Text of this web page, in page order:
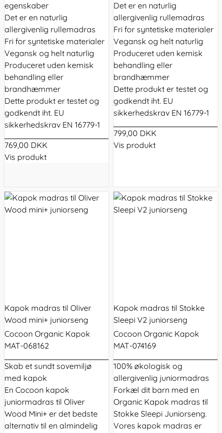
egenskaber
Det er en naturlig
allergivenlig rullemadras
Fri for syntetiske materialer
Vegansk og helt naturlig
Produceret uden kemisk
behandling eller
brandhæmmer
Dette produkt er testet og
godkendt iht. EU
sikkerhedskrav EN 16779-1
769,00 DKK
Vis produkt
Det er en naturlig
allergivenlig rullemadras
Fri for syntetiske materialer
Vegansk og helt naturlig
Produceret uden kemisk
behandling eller
brandhæmmer
Dette produkt er testet og
godkendt iht. EU
sikkerhedskrav EN 16779-1
799,00 DKK
Vis produkt
Kapok madras til Oliver
Wood mini+ juniorseng
Cocoon Organic Kapok
MAT-068162
Skab et sundt sovemiljø
med kapok
En Cocoon kapok
juniormadras til Oliver
Wood Mini+ er det bedste
alternativ til en almindelig
Kapok madras til Stokke
Sleepi V2 juniorseng
Cocoon Organic Kapok
MAT-074169
100% økologisk og
allergivenlig juniormadras
Forkæl dit barn med en
Organic Kapok madras til
Stokke Sleepi Juniorseng.
Vores kapok madras er